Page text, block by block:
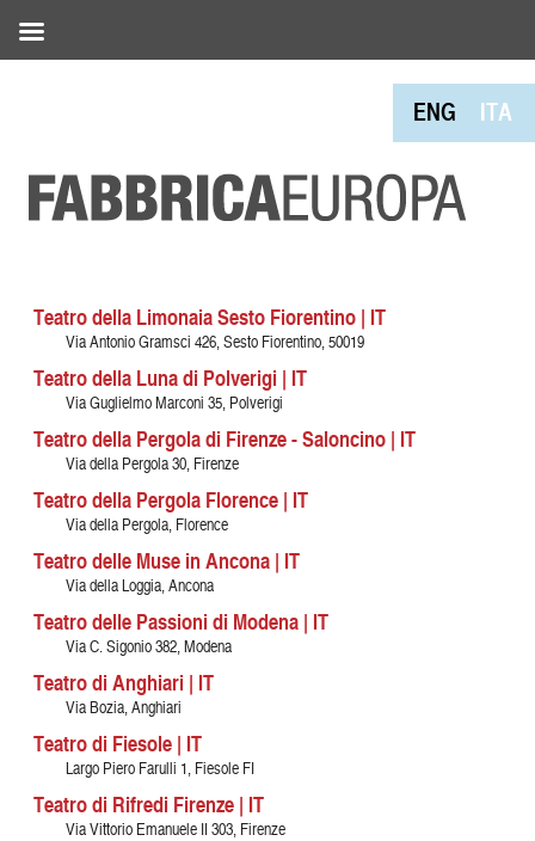
ENG ITA
Teatro della Limonaia Sesto Fiorentino | IT
Via Antonio Gramsci 426, Sesto Fiorentino, 50019
Teatro della Luna di Polverigi | IT
Via Guglielmo Marconi 35, Polverigi
Teatro della Pergola di Firenze - Saloncino | IT
Via della Pergola 30, Firenze
Teatro della Pergola Florence | IT
Via della Pergola, Florence
Teatro delle Muse in Ancona | IT
Via della Loggia, Ancona
Teatro delle Passioni di Modena | IT
Via C. Sigonio 382, Modena
Teatro di Anghiari | IT
Via Bozia, Anghiari
Teatro di Fiesole | IT
Largo Piero Farulli 1, Fiesole FI
Teatro di Rifredi Firenze | IT
Via Vittorio Emanuele II 303, Firenze